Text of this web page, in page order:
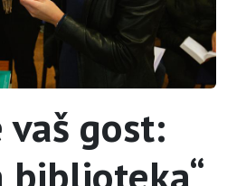
vaš gost:
biblioteka“